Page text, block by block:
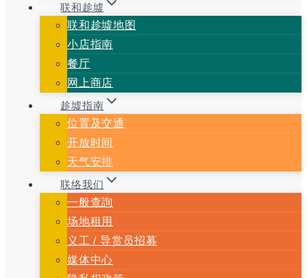
联和趁墟
联和趁墟地图
小店指南
餐厅
网上商店
趁墟指南
位置及交通
开放时间
天气安排
联络我们
一般查詢
场地租用
义⼯ / 导赏员招募
媒体中心